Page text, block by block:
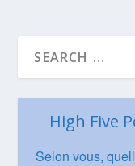
High Five
Selon vous,